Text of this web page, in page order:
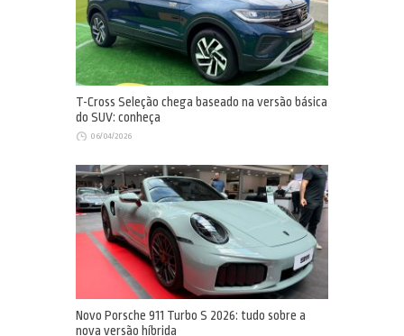
T-Cross Seleção chega baseado na versão básica
do SUV: conheça
06/04/2026
Novo Porsche 911 Turbo S 2026: tudo sobre a
nova versão híbrida